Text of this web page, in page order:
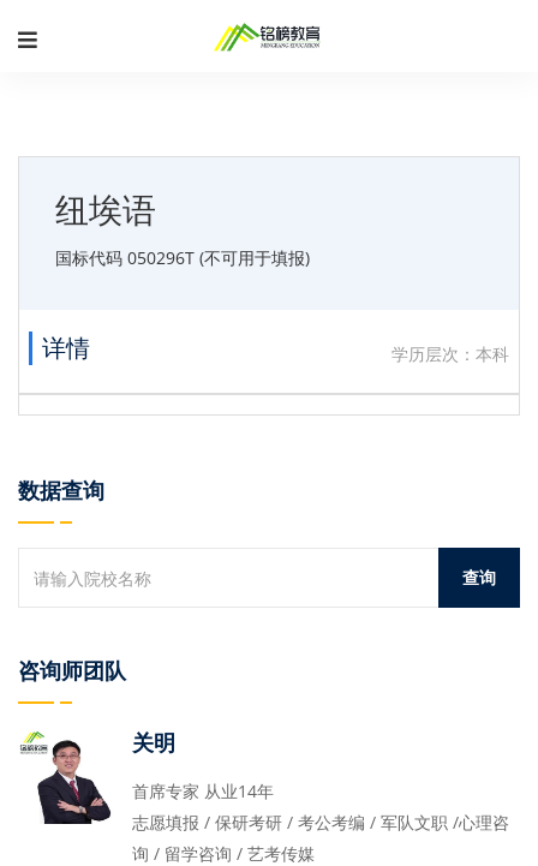
纽埃语
国标代码 050296T (不可用于填报)
详情 学历层次：本科
数据查询
咨询师团队
关明
首席专家 从业14年
志愿填报 / 保研考研 / 考公考编 / 军队文职 /心理咨
询 / 留学咨询 / 艺考传媒